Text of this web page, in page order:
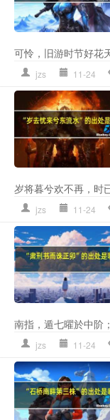
可怜，旧游时节好花
jzs 11-24
岁将暮兮欢不再，时
jzs 11-24
南指，遁七曜於中阶
jzs 11-24